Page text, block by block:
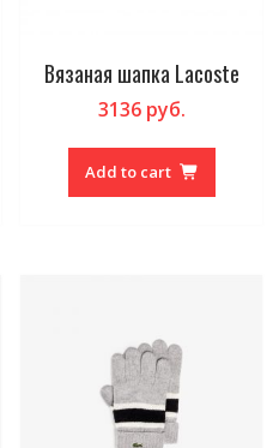
Вязаная шапка Lacoste
3136руб.
Add to cart